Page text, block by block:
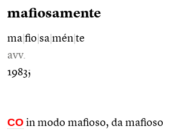
mafiosamente
ma fio sa mén te
avv.
1983;
CO in modo mafioso, da mafioso